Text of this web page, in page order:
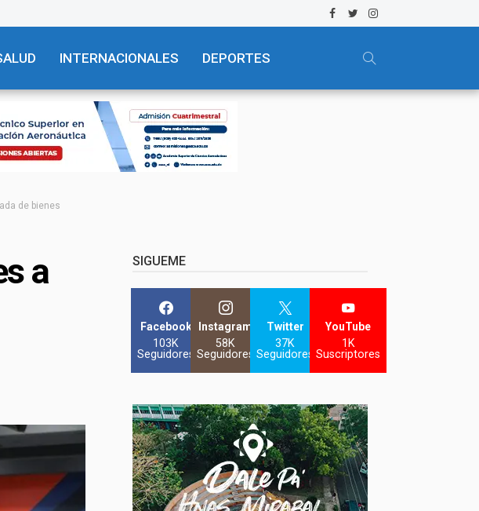
INTERNACIONALES DEPORTES
de bienes
a
SIGUEME
Facebook
103K
Seguidores
Instagram
58K
Seguidores
Twitter
37K
Seguidores
YouTube
1K
Suscriptores